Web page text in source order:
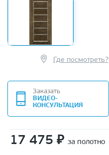
Где посмотреть?
Заказать
ВИДЕО-
КОНСУЛЬТАЦИЯ
17 475 ₽ за полотно